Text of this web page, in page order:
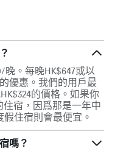
晚。每晚HK$647或以
優惠。我們的用戶最
的價格。如果你
宿，因爲那是一年中
住宿則會最便宜。
嗎？